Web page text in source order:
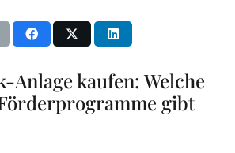
Anlage kaufen: Welche
gibt